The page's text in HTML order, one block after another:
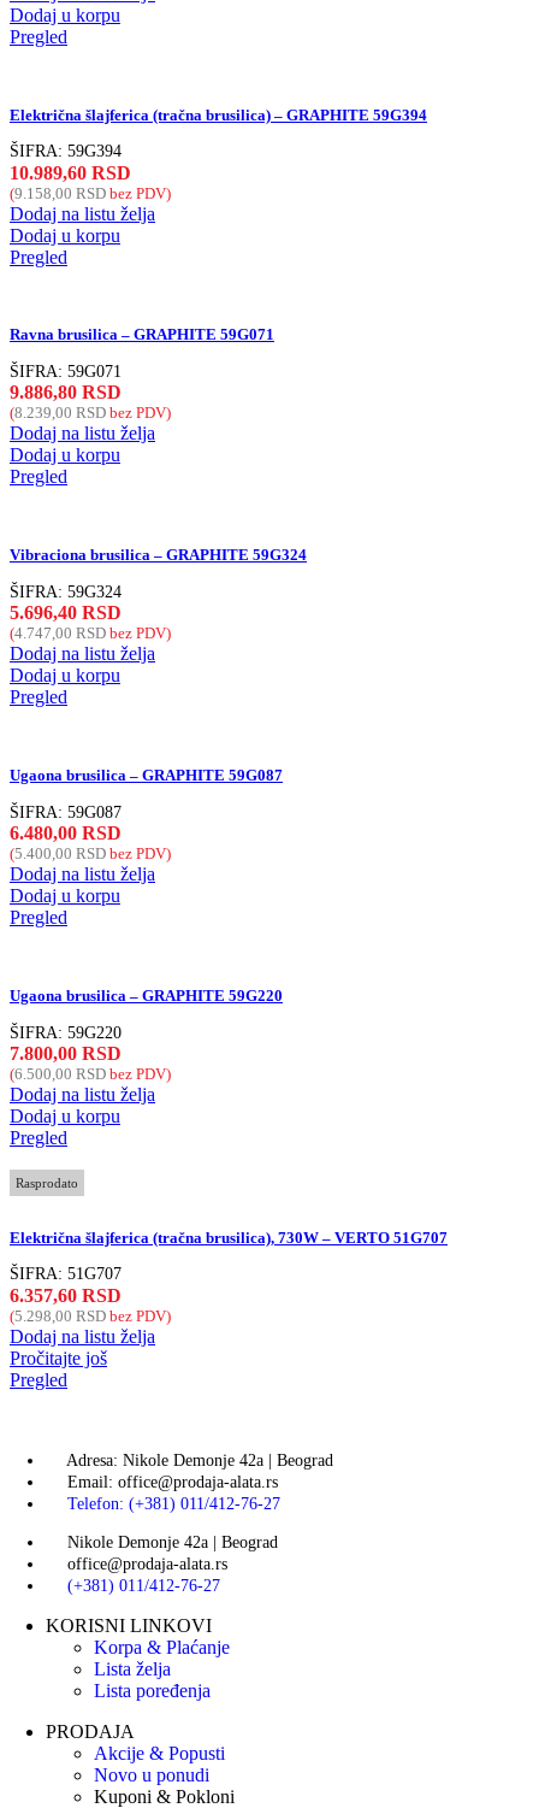
Dodaj u korpu
Pregled
Električna šlajferica (tračna brusilica) – GRAPHITE 59G394
ŠIFRA: 59G394
10.989,60 RSD
(9.158,00 RSD bez PDV)
Dodaj na listu želja
Dodaj u korpu
Pregled
Ravna brusilica – GRAPHITE 59G071
ŠIFRA: 59G071
9.886,80 RSD
(8.239,00 RSD bez PDV)
Dodaj na listu želja
Dodaj u korpu
Pregled
Vibraciona brusilica – GRAPHITE 59G324
ŠIFRA: 59G324
5.696,40 RSD
(4.747,00 RSD bez PDV)
Dodaj na listu želja
Dodaj u korpu
Pregled
Ugaona brusilica – GRAPHITE 59G087
ŠIFRA: 59G087
6.480,00 RSD
(5.400,00 RSD bez PDV)
Dodaj na listu želja
Dodaj u korpu
Pregled
Ugaona brusilica – GRAPHITE 59G220
ŠIFRA: 59G220
7.800,00 RSD
(6.500,00 RSD bez PDV)
Dodaj na listu želja
Dodaj u korpu
Pregled
Rasprodato
Električna šlajferica (tračna brusilica), 730W – VERTO 51G707
ŠIFRA: 51G707
6.357,60 RSD
(5.298,00 RSD bez PDV)
Dodaj na listu želja
Pročitajte još
Pregled
Adresa: Nikole Demonje 42a | Beograd
Email: office@prodaja-alata.rs
Telefon: (+381) 011/412-76-27
Nikole Demonje 42a | Beograd
office@prodaja-alata.rs
(+381) 011/412-76-27
KORISNI LINKOVI
Korpa & Plaćanje
Lista želja
Lista poređenja
PRODAJA
Akcije & Popusti
Novo u ponudi
Kuponi & Pokloni